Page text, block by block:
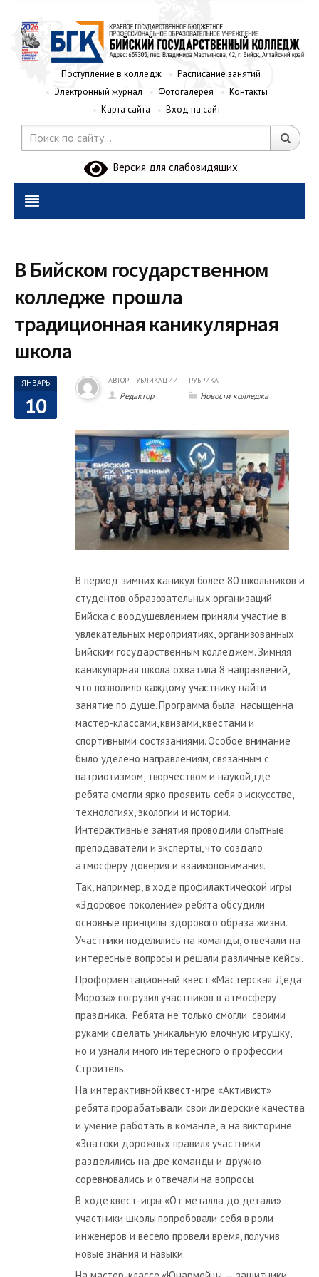
Поступление в колледж
Расписание занятий
Электронный журнал
Фотогалерея
Контакты
Карта сайта
Вход на сайт
Версия для слабовидящих
В Бийском государственном
колледже прошла
традиционная каникулярная
школа
ЯНВАРЬ
10
АВТОР ПУБЛИКАЦИИ
Редактор
РУБРИКА
Новости колледжа
В период зимних каникул более 80 школьников и
студентов образовательных организаций
Бийска с воодушевлением приняли участие в
увлекательных мероприятиях, организованных
Бийским государственным колледжем. Зимняя
каникулярная школа охватила 8 направлений,
что позволило каждому участнику найти
занятие по душе. Программа была насыщенна
мастер-классами, квизами, квестами и
спортивными состязаниями. Особое внимание
было уделено направлениям, связанным с
патриотизмом, творчеством и наукой, где
ребята смогли ярко проявить себя в искусстве,
технологиях, экологии и истории.
Интерактивные занятия проводили опытные
преподаватели и эксперты, что создало
атмосферу доверия и взаимопонимания.
Так, например, в ходе профилактической игры
«Здоровое поколение» ребята обсудили
основные принципы здорового образа жизни.
Участники поделились на команды, отвечали на
интересные вопросы и решали различные кейсы.
Профориентационный квест «Мастерская Деда
Мороза» погрузил участников в атмосферу
праздника. Ребята не только смогли своими
руками сделать уникальную елочную игрушку,
но и узнали много интересного о профессии
Строитель.
На интерактивной квест-игре «Активист»
ребята прорабатывали свои лидерские качества
и умение работать в команде, а на викторине
«Знатоки дорожных правил» участники
разделились на две команды и дружно
соревновались и отвечали на вопросы.
В ходе квест-игры «От металла до детали»
участники школы попробовали себя в роли
инженеров и весело провели время, получив
новые знания и навыки.